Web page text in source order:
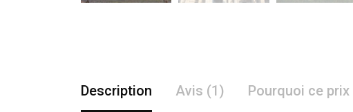
Description Avis (1) Pourquoi ce prix